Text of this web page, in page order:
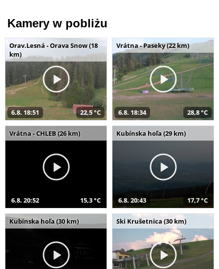
Kamery w pobliżu
Orav.Lesná - Orava Snow (18
km)
6.8. 18:51 22,5 °C
Vrátna - Paseky (22 km)
6.8. 18:34 28,8 °C
Vrátna - CHLEB (26 km)
6.8. 20:52 15,3 °C
Kubínska hoľa (29 km)
6.8. 20:43 17,7 °C
Kubínska hoľa (30 km) Ski Krušetnica (30 km)